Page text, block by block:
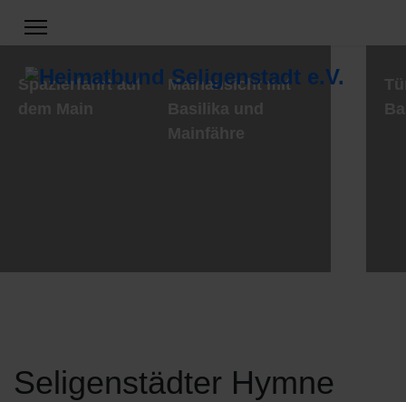
Spazierfahrt auf
Mainansicht mit
Seligenstädter Hymne